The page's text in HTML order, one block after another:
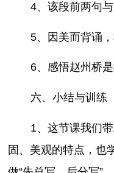
4、该段前两句
5、因美而背诵
6、感悟赵州桥
六、小结与训练
1、这节课我们
固、美观的特点，也